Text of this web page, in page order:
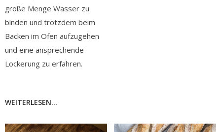
große Menge Wasser zu
binden und trotzdem beim
Backen im Ofen aufzugehen
und eine ansprechende
Lockerung zu erfahren.
WEITERLESEN...